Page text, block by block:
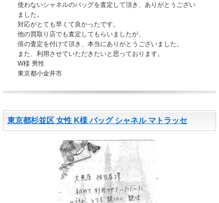
使わないシャネルのバッグを査定して頂き、ありがとうござい
ました。
対応がとても早くて良かったです。
他の買取り店でも査定してもらいましたが、
倍の査定を付けて頂き、本当にありがとうございました。
また、利用させていただきたいと思っております。
W様 男性
東京都小金井市
東京都杉並区 女性 K様 バッグ シャネル マトラッセ